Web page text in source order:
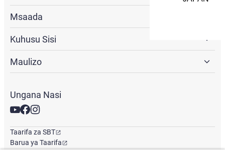
Msaada
Kuhusu Sisi
Maulizo
Ungana Nasi
Taarifa za SBT
Barua ya Taarifa